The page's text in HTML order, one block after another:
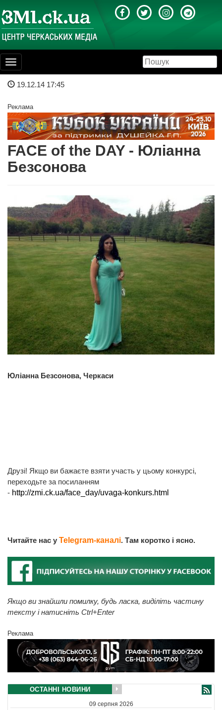
Toggle
navigation
19.12.14 17:45
Реклама
FACE of the DAY - Юліанна
Безсонова
Юліанна Безсонова, Черкаси
Друзі! Якщо ви бажаєте взяти участь у цьому конкурсі,
переходьте за посиланням
- http://zmi.ck.ua/face_day/uvaga-konkurs.html
Читайте нас у Telegram-каналі. Там коротко і ясно.
Якщо ви знайшли помилку, будь ласка, виділіть частину
тексту і натисніть Ctrl+Enter
Реклама
ОСТАННІ НОВИНИ
09 серпня 2026